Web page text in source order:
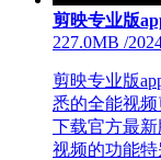
剪映专业版
227.0MB /
剪映专业版
悉的全能视
下载官方最
视频的功能